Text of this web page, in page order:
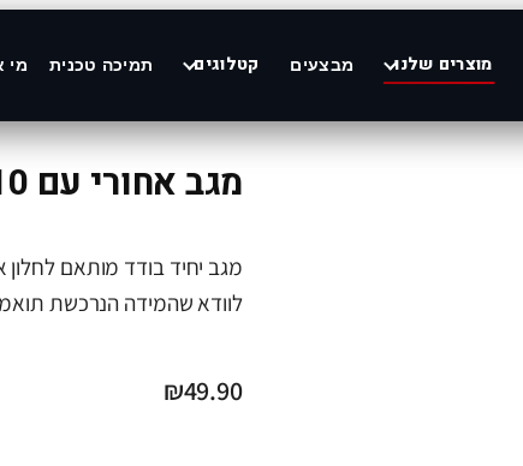
מוצרים שלנו מבצעים קטלוגים תמיכה טכנית מי
מגב אחורי עם 10 מתאמים מידה "15
מגב יחיד בודד מותאם
לוודא שהמידה הנרכשת
₪49.90